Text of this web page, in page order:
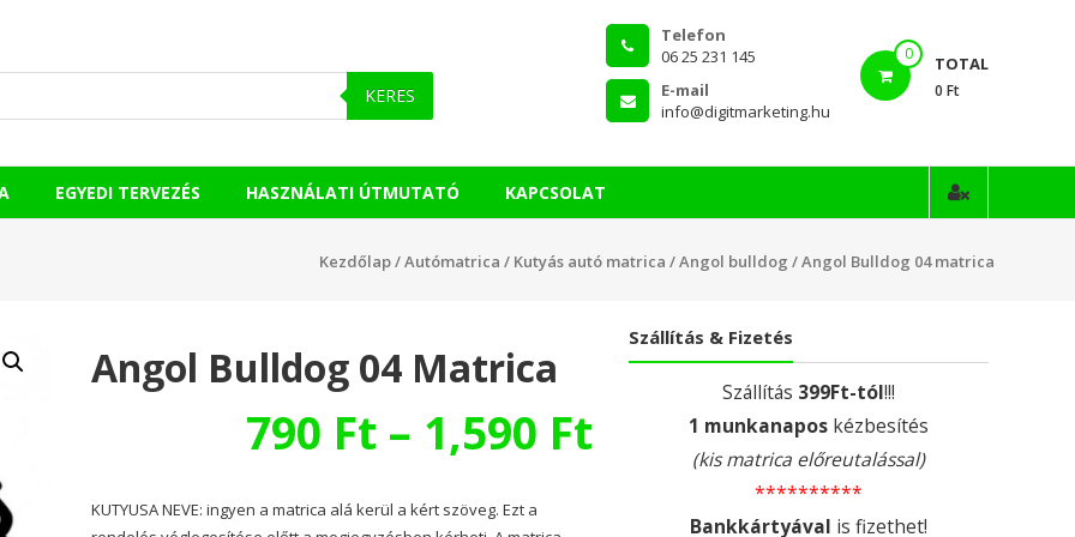
KERES
0 TOTAL
0 Ft
Telefon
06 25 231 145
E-mail
info@digitmarketing.hu
EGYEDI TERVEZÉS HASZNÁLATI ÚTMUTATÓ KAPCSOLAT
Kezdőlap/Autómatrica / Kutyás autó matrica /Angol bulldog / Angol Bulldog 04 matrica
Angol Bulldog 04 Matrica
790 Ft – 1,590 Ft
KUTYUSA NEVE: ingyen a matrica alá kerül a kért szöveg. Ezt a
Szállítás & Fizetés
Szállítás 399Ft-tól!!!
1 munkanapos kézbesítés
(kis matrica előreutalással)
**********
Bankkártyával is fizethet!